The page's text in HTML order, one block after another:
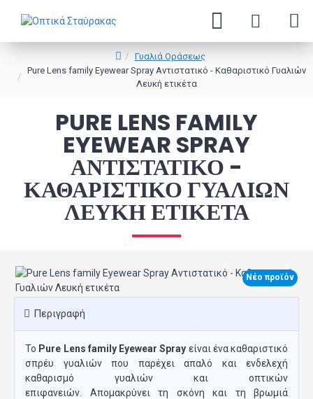
Γυαλιά Οράσεως
Pure Lens family Eyewear Spray Αντιστατικό - Καθαριστικό Γυαλιών
Λευκή ετικέτα
PURE LENS FAMILY
EYEWEAR SPRAY
ΑΝΤΙΣΤΑΤΙΚΌ -
ΚΑΘΑΡΙΣΤΙΚΌ ΓΥΑΛΙΏΝ
ΛΕΥΚΉ ΕΤΙΚΈΤΑ
Νέο προϊόν
Περιγραφή
Το Pure Lens family Eyewear Spray είναι ένα καθαριστικό
σπρέυ γυαλιών που παρέχει απαλό και ενδελεχή
καθαρισμό γυαλιών και οπτικών
επιφανειών. Απομακρύνει τη σκόνη και τη βρωμιά